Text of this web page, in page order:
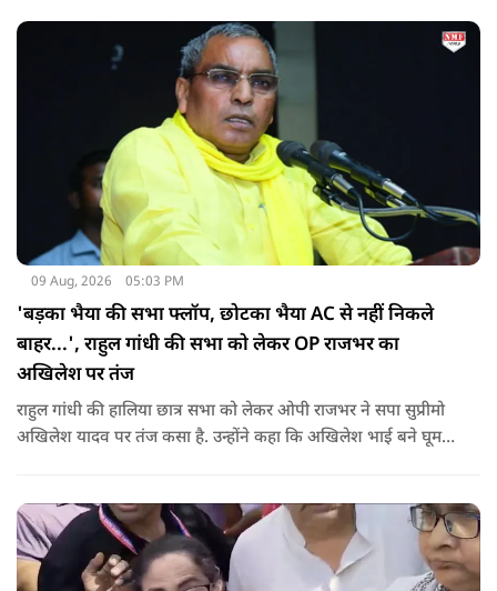
09 Aug, 2026 05:03 PM
'बड़का भैया की सभा फ्लॉप, छोटका भैया AC से नहीं निकले
बाहर...', राहुल गांधी की सभा को लेकर OP राजभर का
अखिलेश पर तंज
राहुल गांधी की हालिया छात्र सभा को लेकर ओपी राजभर ने सपा सुप्रीमो
अखिलेश यादव पर तंज कसा है. उन्होंने कहा कि अखिलेश भाई बने घूम